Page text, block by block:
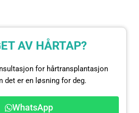
AV HÅRTAP?
for hårtransplantasjon
det er en løsning for deg.
WhatsApp